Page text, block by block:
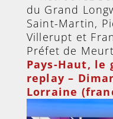
du Grand
Saint-Martin,
Villerupt et
Préfet de
Pays-Haut, le
replay –
Lorraine